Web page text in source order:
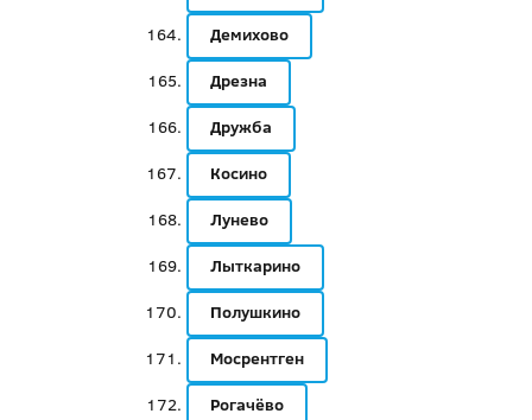
Демихово
Дрезна
Дружба
Косино
Лунево
Лыткарино
Полушкино
Мосрентген
Рогачёво